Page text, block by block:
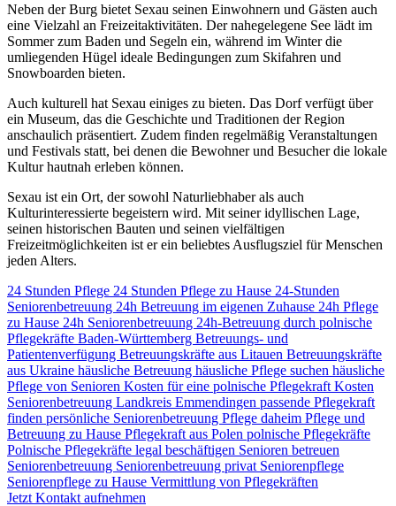
Neben der Burg bietet Sexau seinen Einwohnern und Gästen auch
eine Vielzahl an Freizeitaktivitäten. Der nahegelegene See lädt im
Sommer zum Baden und Segeln ein, während im Winter die
umliegenden Hügel ideale Bedingungen zum Skifahren und
Snowboarden bieten.
Auch kulturell hat Sexau einiges zu bieten. Das Dorf verfügt über
ein Museum, das die Geschichte und Traditionen der Region
anschaulich präsentiert. Zudem finden regelmäßig Veranstaltungen
und Festivals statt, bei denen die Bewohner und Besucher die lokale
Kultur hautnah erleben können.
Sexau ist ein Ort, der sowohl Naturliebhaber als auch
Kulturinteressierte begeistern wird. Mit seiner idyllischen Lage,
seinen historischen Bauten und seinen vielfältigen
Freizeitmöglichkeiten ist er ein beliebtes Ausflugsziel für Menschen
jeden Alters.
24 Stunden Pflege 24 Stunden Pflege zu Hause 24-Stunden
Seniorenbetreuung 24h Betreuung im eigenen Zuhause 24h Pflege
zu Hause 24h Seniorenbetreuung 24h-Betreuung durch polnische
Pflegekräfte Baden-Württemberg Betreuungs- und
Patientenverfügung Betreuungskräfte aus Litauen Betreuungskräfte
aus Ukraine häusliche Betreuung häusliche Pflege suchen häusliche
Pflege von Senioren Kosten für eine polnische Pflegekraft Kosten
Seniorenbetreuung Landkreis Emmendingen passende Pflegekraft
finden persönliche Seniorenbetreuung Pflege daheim Pflege und
Betreuung zu Hause Pflegekraft aus Polen polnische Pflegekräfte
Polnische Pflegekräfte legal beschäftigen Senioren betreuen
Seniorenbetreuung Seniorenbetreuung privat Seniorenpflege
Seniorenpflege zu Hause Vermittlung von Pflegekräften
Jetzt Kontakt aufnehmen